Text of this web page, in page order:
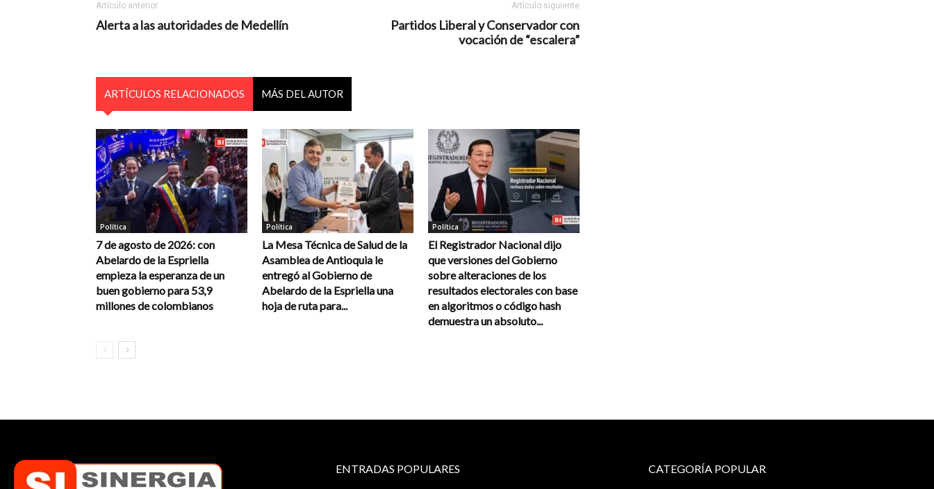
Artículo anterior
Alerta a las autoridades de Medellín
Artículo siguiente
Partidos Liberal y Conservador con
vocación de “escalera”
ARTÍCULOS RELACIONADOS MÁS DEL AUTOR
Política
7 de agosto de 2026: con
Abelardo de la Espriella
empieza la esperanza de un
buen gobierno para 53,9
millones de colombianos
Política
La Mesa Técnica de Salud de la
Asamblea de Antioquia le
entregó al Gobierno de
Abelardo de la Espriella una
hoja de ruta para...
Política
El Registrador Nacional dijo
que versiones del Gobierno
sobre alteraciones de los
resultados electorales con base
en algoritmos o código hash
demuestra un absoluto...
ENTRADAS POPULARES CATEGORÍA POPULAR